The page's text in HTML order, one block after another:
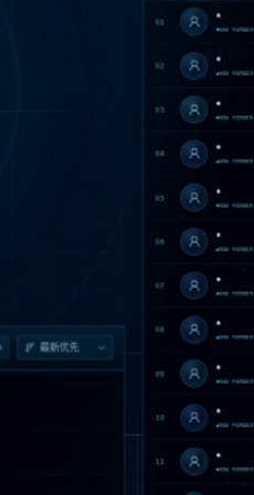
02 *
NEW MEMBER
03 *
NEW MEMBER
04 *
NEW MEMBER
05 *
NEW MEMBER
06 *
NEW MEMBER
07 *
NEW MEMBER
08 *
NEW MEMBER
09 *
NEW MEMBER
10 *
NEW MEMBER
11 *
NEW MEMBER
12 *
NEW MEMBER